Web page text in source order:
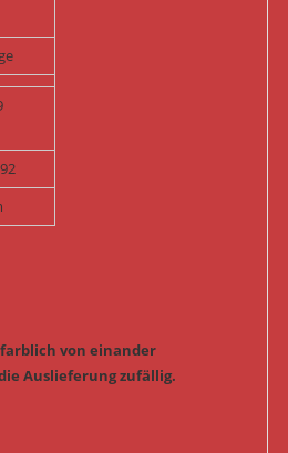
von einander
Auslieferung zufällig.